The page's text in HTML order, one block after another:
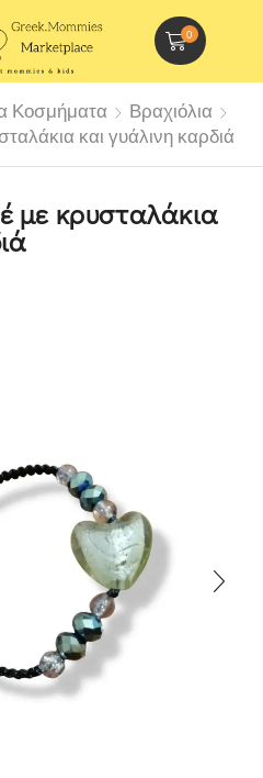
0
Κοσμήματα
Βραχιόλια
και γυάλινη καρδιά
με κρυσταλάκια